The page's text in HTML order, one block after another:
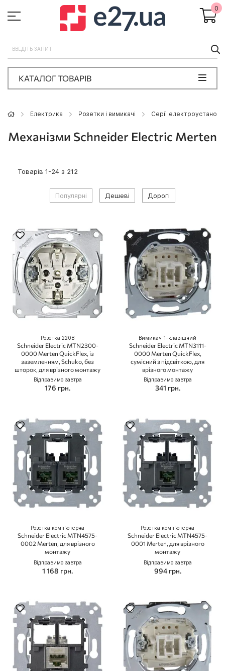
0
КАТАЛОГ ТОВАРІВ
Eлектрика Розетки і вимикачі Серії
Механізми Schneider Electric Merten
Товарів 1-24 з 212
Популярні Дешеві Дорогі
Розетка 220В
Schneider Electric MTN2300-
0000 Merten QuickFlex, із
заземленням, Schuko, без
шторок, для врізного монтажу
Відправимо завтра
176 грн.
Вимикач 1-клавішний
Schneider Electric MTN3111-
0000 Merten QuickFlex,
сумісний з підсвіткою, для
врізного монтажу
Відправимо завтра
341 грн.
Розетка комп'ютерна
Schneider Electric MTN4575-
0002 Merten, для врізного
монтажу
Відправимо завтра
1 168 грн.
Розетка комп'ютерна
Schneider Electric MTN4575-
0001 Merten, для врізного
монтажу
Відправимо завтра
994 грн.